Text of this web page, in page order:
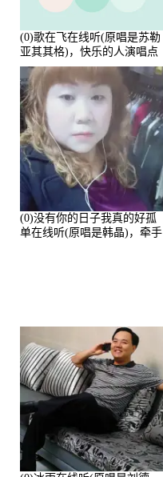
(0)歌在飞在线听(原唱是苏勒
亚其其格)，快乐的人演唱点
播:36次
(0)没有你的日子我真的好孤
单在线听(原唱是韩晶)，牵手